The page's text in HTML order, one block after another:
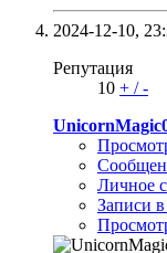
2024-12-10,
Репутация
10 + /-
Личное
Записи